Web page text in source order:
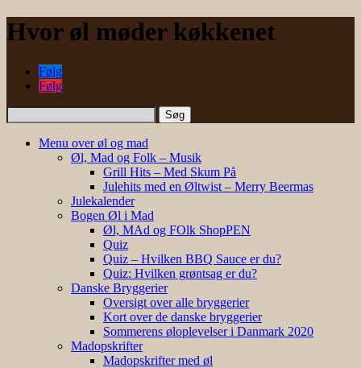
Hvor øl møder køkkenet
Følg
Følg
Søg
efter:
Menu over øl og mad
Øl, Mad og Folk – Musik
Grill Hits – Med Skum På
Julehits med en Øltwist – Merry Beermas
Julekalender
Bogen Øl i Mad
Øl, MAd og FOlk ShopPEN
Quiz
Quiz – Hvilken BBQ Sauce er du?
Quiz: Hvilken grøntsag er du?
Danske Bryggerier
Oversigt over alle bryggerier
Kort over de danske bryggerier
Sommerens øloplevelser i Danmark 2020
Madopskrifter
Madopskrifter med øl